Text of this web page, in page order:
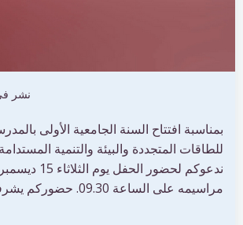
نشر
بمناسبة افتتاح السنة الجامعية الأولى
للطاقات المتجددة والبيئة والتنمية
مراسيمه على الساعة 09.30. حضوركم يشرفنا،